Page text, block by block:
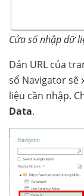
Cửa sổ nhập dữ
Dán URL của
sổ Navigator sẽ
liệu cần nhập.
Data.